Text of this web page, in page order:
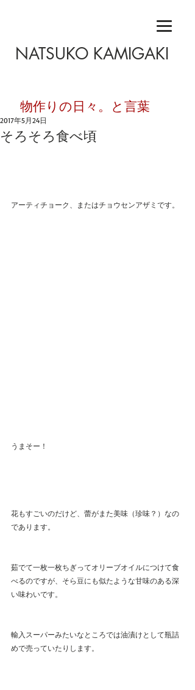
NATSUKO KAMIGAKI
​物作りの日々。と言葉
そろそろ食べ頃
2017年5月24日
アーティチョーク、またはチョウセンアザミです。
うまそー！
花もすごいのだけど、蕾がまた美味（珍味？）なの
であります。
茹でて一枚一枚ちぎってオリーブオイルにつけて食
べるのですが、そら豆にも似たような甘味のある深
い味わいです。
輸入スーパーみたいなところでは油漬けとして瓶詰
めで売っていたりします。